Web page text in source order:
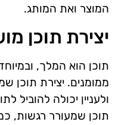
המוצר ואת המותג.
יצירת תוכן
תוכן הוא המלך,
ממומנים. יצירת תוכן
ולעניין יכולה להוביל
תוכן שמעורר רגשות,